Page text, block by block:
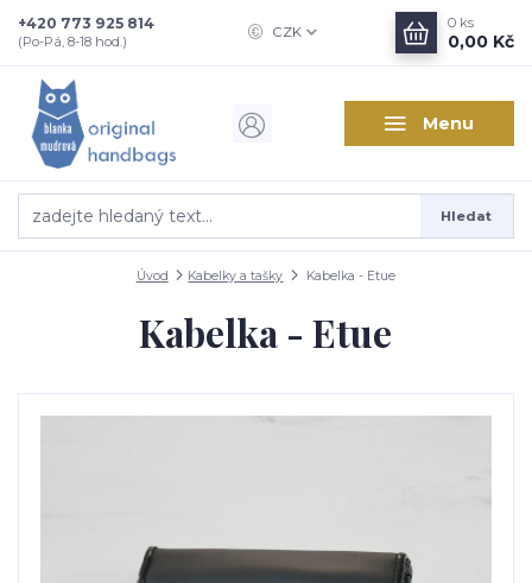
Menu
CZK
Hledat
+420 773 925 814
(Po-Pá, 8-18 hod.)
0 ks
0,00 Kč
Úvod Kabelky a tašky Kabelka - Etue
Kabelka - Etue